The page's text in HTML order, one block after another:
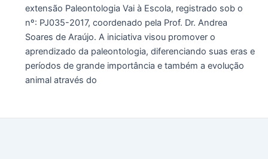
extensão Paleontologia Vai à Escola, registrado sob o
nº: PJ035-2017, coordenado pela Prof. Dr. Andrea
Soares de Araújo. A iniciativa visou promover o
aprendizado da paleontologia, diferenciando suas eras e
períodos de grande importância e também a evolução
animal através do